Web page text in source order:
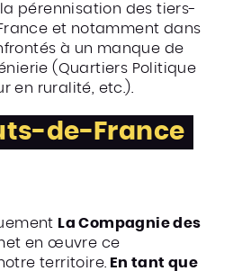
pérennisation des tiers-
et notamment dans
à un manque de
(Quartiers Politique
en ruralité, etc.).
de-France
La Compagnie des
en œuvre ce
territoire. En tant que